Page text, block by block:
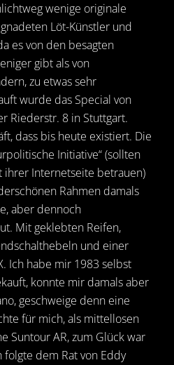
wenige originale
Löt-Künstler und
es von den besagten
gibt als von
zu etwas sehr
wurde das Special von
Riederstr. 8 in Stuttgart.
dass bis heute existiert. Die
Initiative“ (sollten
ihrer Internetseite betrauen)
Rahmen damals
aber dennoch
Mit geklebten Reifen,
und einer
Ich habe mir 1983 selbst
konnte mir damals aber
geschweige denn eine
für mich, als mittellosen
Suntour AR, zum Glück war
folgte dem Rat von Eddy